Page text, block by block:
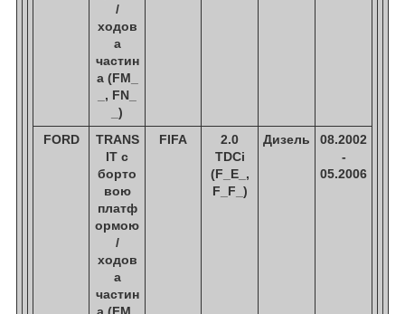
/
ходов
а
частин
а (FM_
_, FN_
_)
FORD
TRANS
IT c
борто
вою
платф
ормою
/
ходов
а
частин
а (FM_
FIFA
2.0
TDCi
(F_E_,
F_F_)
Дизель
08.2002
-
05.2006